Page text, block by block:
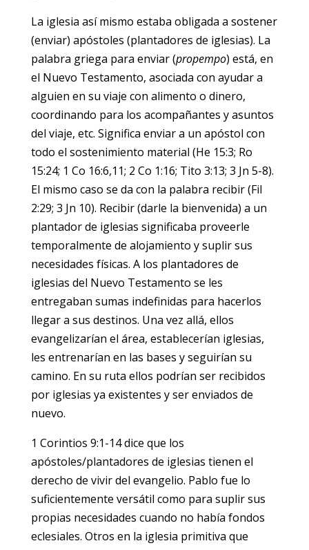
La iglesia así mismo estaba obligada a sostener
(enviar) apóstoles (plantadores de iglesias). La
palabra griega para enviar (propempo) está, en
el Nuevo Testamento, asociada con ayudar a
alguien en su viaje con alimento o dinero,
coordinando para los acompañantes y asuntos
del viaje, etc. Significa enviar a un apóstol con
todo el sostenimiento material (He 15:3; Ro
15:24; 1 Co 16:6,11; 2 Co 1:16; Tito 3:13; 3 Jn 5-8).
El mismo caso se da con la palabra recibir (Fil
2:29; 3 Jn 10). Recibir (darle la bienvenida) a un
plantador de iglesias significaba proveerle
temporalmente de alojamiento y suplir sus
necesidades físicas. A los plantadores de
iglesias del Nuevo Testamento se les
entregaban sumas indefinidas para hacerlos
llegar a sus destinos. Una vez allá, ellos
evangelizarían el área, establecerían iglesias,
les entrenarían en las bases y seguirían su
camino. En su ruta ellos podrían ser recibidos
por iglesias ya existentes y ser enviados de
nuevo.
1 Corintios 9:1-14 dice que los
apóstoles/plantadores de iglesias tienen el
derecho de vivir del evangelio. Pablo fue lo
suficientemente versátil como para suplir sus
propias necesidades cuando no había fondos
eclesiales. Otros en la iglesia primitiva que